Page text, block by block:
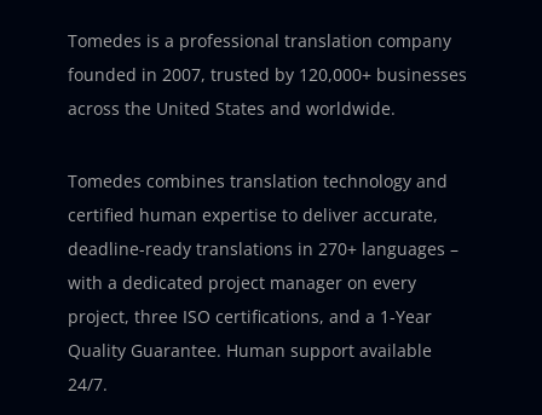
Tomedes is a professional translation company
founded in 2007, trusted by 120,000+ businesses
across the United States and worldwide.
Tomedes combines translation technology and
certified human expertise to deliver accurate,
deadline-ready translations in 270+ languages –
with a dedicated project manager on every
project, three ISO certifications, and a 1-Year
Quality Guarantee. Human support available
24/7.